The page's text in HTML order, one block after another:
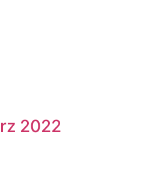
2022